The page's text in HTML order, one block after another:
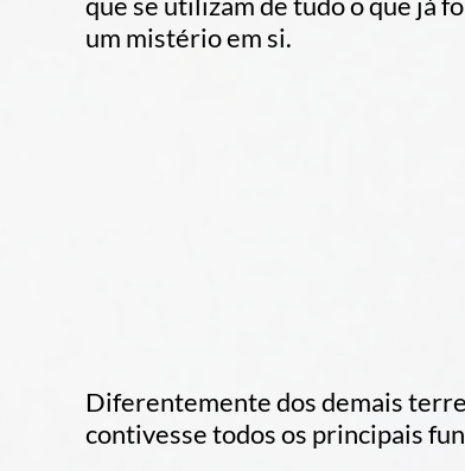
um mistério em si.
Diferentemente dos demais
contivesse todos os principais